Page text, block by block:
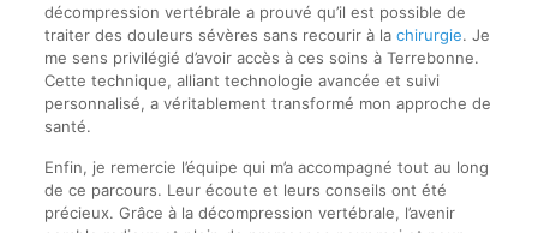
décompression vertébrale a prouvé qu’il est possible de
traiter des douleurs sévères sans recourir à la chirurgie. Je
me sens privilégié d’avoir accès à ces soins à Terrebonne.
Cette technique, alliant technologie avancée et suivi
personnalisé, a véritablement transformé mon approche de
santé.
Enfin, je remercie l’équipe qui m’a accompagné tout au long
de ce parcours. Leur écoute et leurs conseils ont été
précieux. Grâce à la décompression vertébrale, l’avenir